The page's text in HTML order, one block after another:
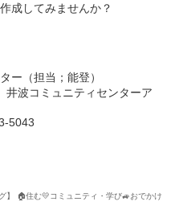
成してみませんか？
ー（担当；能登）
波コミュニティセンターア
5043
】 🏠住む💛コミュニティ・学び🚙おでかけ